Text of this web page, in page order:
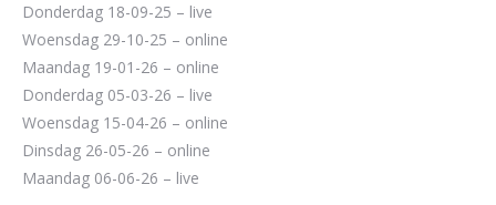
Donderdag 18-09-25 – live
Woensdag 29-10-25 – online
Maandag 19-01-26 – online
Donderdag 05-03-26 – live
Woensdag 15-04-26 – online
Dinsdag 26-05-26 – online
Maandag 06-06-26 – live